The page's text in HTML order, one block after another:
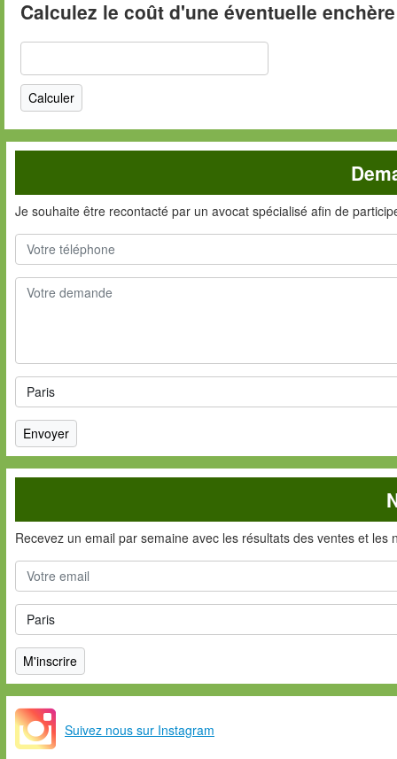
Calculez le coût d'une éventuelle
Je souhaite être recontacté par un avocat spécialisé afin de
Recevez un email par semaine avec les résultats des ventes et
Suivez nous sur Instagram